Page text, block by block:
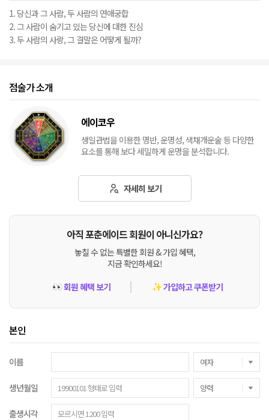
1. 당신과 그 사람, 두 사람의 연애궁합
2. 그 사람이 숨기고 있는 당신에 대한 진심
3. 두 사람의 사랑, 그 결말은 어떻게 될까?
점술가 소개
에이코우
생일관법을 이용한 명반, 운명성, 색채개운술 등 다양한
요소를 통해 보다 세밀하게 운명을 분석합니다.
자세히 보기
아직 포춘에이드 회원이 아니신가요?
놓칠 수 없는 특별한 회원 & 가입 혜택,
지금 확인하세요!
👀회원 혜택 보기 ✨가입하고 쿠폰받기
본인
이름
생년월일
출생시각